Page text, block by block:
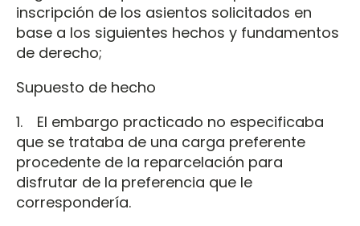
inscripción de los asientos solicitados en
base a los siguientes hechos y fundamentos
de derecho;
Supuesto de hecho
1. El embargo practicado no especificaba
que se trataba de una carga preferente
procedente de la reparcelación para
disfrutar de la preferencia que le
correspondería.